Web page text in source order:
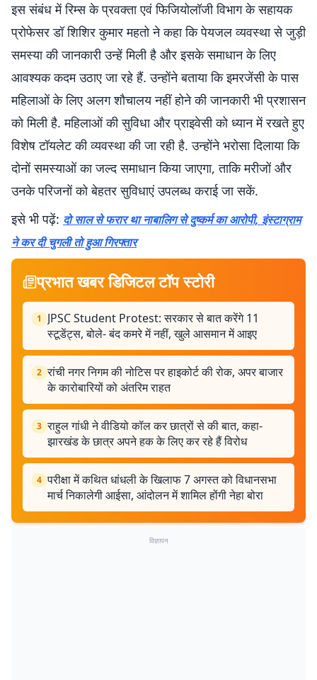
इस संबंध में रिम्स के प्रवक्ता एवं फिजियोलॉजी विभाग के सहायक
प्रोफेसर डॉ शिशिर कुमार महतो ने कहा कि पेयजल व्यवस्था से जुड़ी
समस्या की जानकारी उन्हें मिली है और इसके समाधान के लिए
आवश्यक कदम उठाए जा रहे हैं. उन्होंने बताया कि इमरजेंसी के पास
महिलाओं के लिए अलग शौचालय नहीं होने की जानकारी भी प्रशासन
को मिली है. महिलाओं की सुविधा और प्राइवेसी को ध्यान में रखते हुए
विशेष टॉयलेट की व्यवस्था की जा रही है. उन्होंने भरोसा दिलाया कि
दोनों समस्याओं का जल्द समाधान किया जाएगा, ताकि मरीजों और
उनके परिजनों को बेहतर सुविधाएं उपलब्ध कराई जा सकें.
इसे भी पढ़ें: दो साल से फरार था नाबालिग से दुष्कर्म का आरोपी, इंस्टाग्राम
ने कर दी चुगली तो हुआ गिरफ्तार
प्रभात खबर डिजिटल टॉप स्टोरी
1
JPSC Student Protest: सरकार से बात करेंगे 11
स्टूडेंट्स, बोले- बंद कमरे में नहीं, खुले आसमान में आइए
2 रांची नगर निगम की नोटिस पर हाइकोर्ट की रोक, अपर बाजार
के कारोबारियों को अंतरिम राहत
3 राहुल गांधी ने वीडियो कॉल कर छात्रों से की बात, कहा-
झारखंड के छात्र अपने हक के लिए कर रहे हैं विरोध
4 परीक्षा में कथित धांधली के खिलाफ 7 अगस्त को विधानसभा
मार्च निकालेगी आईसा, आंदोलन में शामिल होंगी नेहा बोरा
विज्ञापन